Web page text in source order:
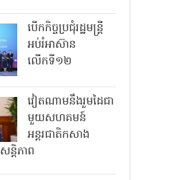
បើកកិច្ចប្រជុំរដ្ឋមន្ត្រី
អប់រំអាស៊ាន
លើកទី១២
វៀតណាមនឹងរួមដៃជា
មួយសហគមន៍
អន្តរជាតិកសាង
តិភាព